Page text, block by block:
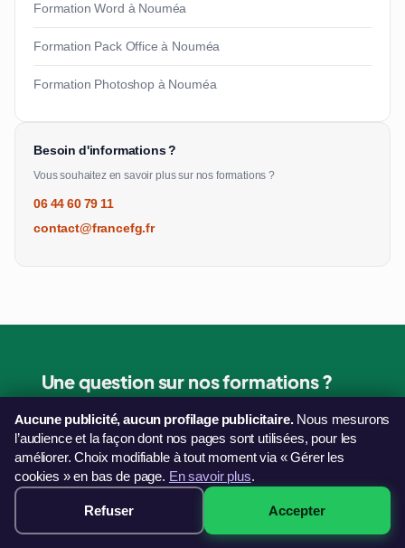
Formation Word à Nouméa
Formation Pack Office à Nouméa
Formation Photoshop à Nouméa
Besoin d'informations ?
Vous souhaitez en savoir plus sur nos formations ?
06 44 60 79 11
contact@francefg.fr
249€ · Voir les sessions →
Une question sur nos formations ?
solution.
Nous contacter
Vous formez une équipe ?
Aucune publicité, aucun profilage publicitaire.Nous mesurons
l’audience et la façon dont nos pages sont utilisées, pour les
améliorer. Choix modifiable à tout moment via « Gérer les
cookies » en bas de page. En savoir plus.
Refuser Accepter